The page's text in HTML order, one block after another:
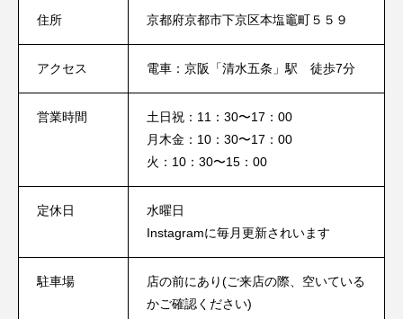
住所 京都府京都市下京区本塩竈町５５９
アクセス 電車：京阪「清水五条」駅 徒歩7分
営業時間
土日祝：11：30〜17：00
月木金：10：30〜17：00
火：10：30〜15：00
定休日
水曜日
Instagramに毎月更新されいます
駐車場
店の前にあり(ご来店の際、空いている
かご確認ください)